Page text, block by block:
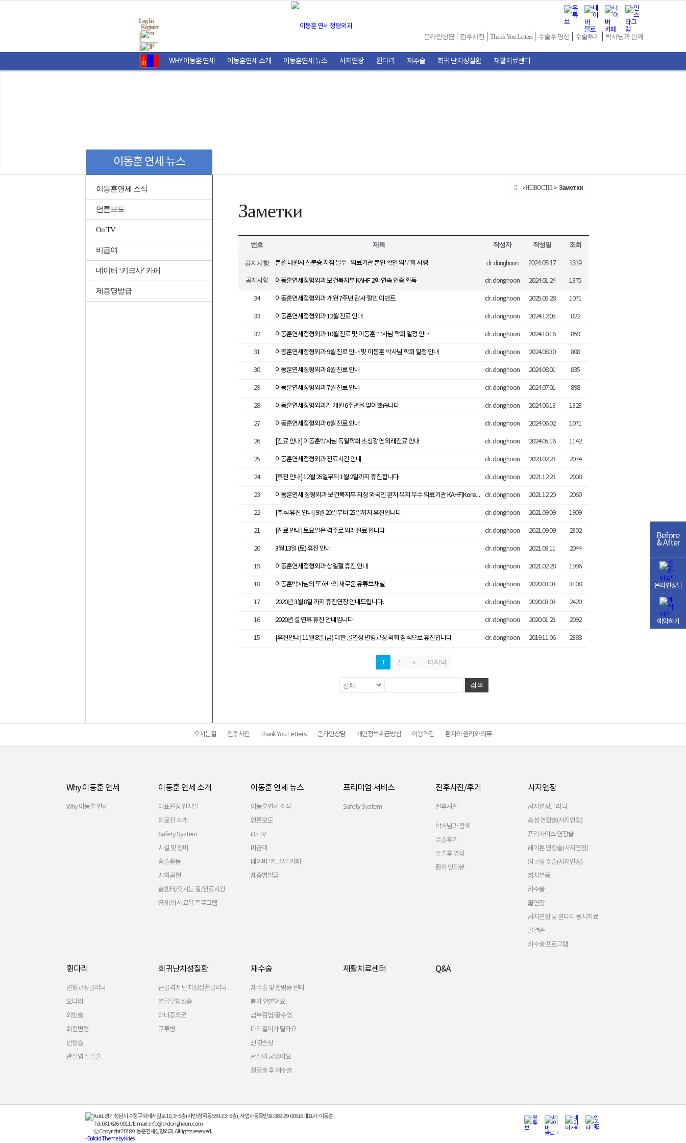
온라인상담 전후사진 Thank You Letters 수술후 영상 수술후기 박사님과 함께
Log In
Register
WHY 이동훈 연세 이동훈연세 소개 이동훈연세 뉴스 사지연장 휜다리 재수술 희귀 난치성질환 재활치료센터
НОВОСТИ Заметки
Заметки
번호 제목 작성자 작성일 조회
공지사항 본원 내원시 신분증 지참 필수 - 의료기관 본인 확인 의무화 시행 dr. donghoon 2024.05.17 1319
공지사항 이동훈연세정형외과 보건복지부 KAHF 2회 연속 인증 획득 dr. donghoon 2024.01.24 1375
34 이동훈연세정형외과 개원 7주년 감사 할인 이벤트 dr. donghoon 2025.05.28 1071
33 이동훈연세정형외과 12월 진료 안내 dr. donghoon 2024.12.05 822
32 이동훈연세정형외과 10월 진료 및 이동훈 박사님 학회 일정 안내 dr. donghoon 2024.10.16 859
31 이동훈연세정형외과 9월 진료 안내 및 이동훈 박사님 학회 일정 안내 dr. donghoon 2024.08.30 808
30 이동훈연세정형외과 8월 진료 안내 dr. donghoon 2024.08.01 835
29 이동훈연세정형외과 7월 진료 안내 dr. donghoon 2024.07.01 898
28 이동훈연세정형외과가 개원 6주년을 맞이했습니다. dr. donghoon 2024.06.13 1323
27 이동훈연세정형외과 6월 진료 안내 dr. donghoon 2024.06.02 1071
26 [진료 안내] 이동훈박사님 독일학회 초청강연 외래진료 안내 dr. donghoon 2024.05.16 1142
25 이동훈연세정형외과 진료시간 안내 dr. donghoon 2023.02.23 2074
24 [휴진 안내] 12월 25일부터 1월 2일까지 휴진합니다 dr. donghoon 2021.12.23 2008
23 이동훈연세 정형외과 보건복지부 지정 외국인 환자 유치 우수 의료기관 KAHF(Korean Accreditation Program for Hospitals) 인증 획득 dr. donghoon 2021.12.20 2060
22 [추석 휴진 안내] 9월 20일부터 25일까지 휴진합니다 dr. donghoon 2021.09.09 1909
21 [진료 안내] 토요일은 격주로 외래진료 합니다 dr. donghoon 2021.09.09 2302
20 3월 13일 (토) 휴진 안내 dr. donghoon 2021.03.11 2044
19 이동훈연세정형외과 삼일절 휴진 안내 dr. donghoon 2021.02.28 1996
18 이동훈박사님의 또하나의 새로운 유튜브채널 dr. donghoon 2020.03.03 3108
17 2020년 3월 8일 까지 휴진연장 안내드립니다. dr. donghoon 2020.03.03 2420
16 2020년 설 연휴 휴진 안내입니다 dr. donghoon 2020.01.23 2092
15 [휴진안내] 11월 8일 (금) 대한 골연장 변형교정 학회 참석으로 휴진합니다 dr. donghoon 2019.11.06 2388
1 2 » 마지막
검색
이동훈 연세 뉴스
이동훈연세 소식
언론보도
On TV
비급여
네이버 ‘키크사’ 카페
제증명발급
오시는길 전후사진 Thank You Letters 온라인상담 개인정보취급방침 이용약관 환자의 권리와 의무
Why 이동훈 연세
Why 이동훈 연세
이동훈 연세 소개
대표원장 인사말
의료진 소개
Safety System
시설 및 장비
학술활동
사회공헌
콜센터/오시는 길/진료시간
국제 의사 교육 프로그램
이동훈 연세 뉴스
이동훈연세 소식
언론보도
On TV
비급여
네이버 ‘키크사’ 카페
제증명발급
프리미엄 서비스
Safety System
전후사진/후기
전후사진
박사님과 함께
수술후기
수술후 영상
환자 인터뷰
사지연장
사지연장클리닉
속성 연장술(사지연장)
프리사이스 연장술
레이튼 연장술(사지연장)
외고정 수술(사지연장)
하지부동
키수술
팔연장
사지연장 및 휜다리 동시치료
골결손
키수술 프로그램
휜다리
변형교정클리닉
오다리
외반슬
회전변형
반장슬
관절염 절골술
희귀난치성질환
근골격계 난치성질환클리닉
연골무형성증
터너증후군
구루병
재수술
재수술 및 합병증 센터
뼈가 안붙어요
심부감염/골수염
다리길이가 달라요
신경손상
관절이 굳었어요
절골술 후 재수술
재활치료센터 Q&A
Add. 경기 성남시 수정구 위례서일로 10, 3~5층 (지번:창곡동 559-2 3~5층), 사업자등록번호 : 889-29-00516 대표자 : 이동훈
Tel. 031-626-0011 / E-mail : info@drdonghoon.com
ⓒ Copyright 2018 이동훈연세정형외과. All rights reserved.
-Enfold Theme by Kriesi
Before
& After
온라인상담
예약하기